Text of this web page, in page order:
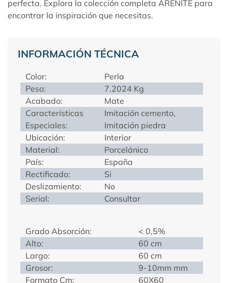
perfecta. Explora la colección completa ARENITE para
encontrar la inspiración que necesitas.
INFORMACIÓN TÉCNICA
Color:
Perla
Peso:
7.2024 Kg
Acabado:
Mate
Características
Especiales:
Imitación cemento,
Imitación piedra
Ubicación:
Interior
Material:
Porcelánico
País:
España
Rectificado:
Si
Deslizamiento:
No
Serial:
Consultar
Grado Absorción:
< 0,5%
Alto:
60 cm
Largo:
60 cm
Grosor:
9-10mm mm
Formato Cm:
60X60